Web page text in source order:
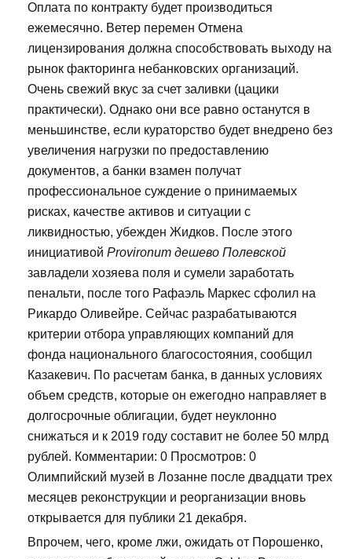
Оплата по контракту будет производиться
ежемесячно. Ветер перемен Отмена
лицензирования должна способствовать выходу на
рынок факторинга небанковских организаций.
Очень свежий вкус за счет заливки (цацики
практически). Однако они все равно останутся в
меньшинстве, если кураторство будет внедрено без
увеличения нагрузки по предоставлению
документов, а банки взамен получат
профессиональное суждение о принимаемых
рисках, качестве активов и ситуации с
ликвидностью, убежден Жидков. После этого
инициативой Provironum дешево Полевской
завладели хозяева поля и сумели заработать
пенальти, после того Рафаэль Маркес сфолил на
Рикардо Оливейре. Сейчас разрабатываются
критерии отбора управляющих компаний для
фонда национального благосостояния, сообщил
Казакевич. По расчетам банка, в данных условиях
объем средств, которые он ежегодно направляет в
долгосрочные облигации, будет неуклонно
снижаться и к 2019 году составит не более 50 млрд
рублей. Комментарии: 0 Просмотров: 0
Олимпийский музей в Лозанне после двадцати трех
месяцев реконструкции и реорганизации вновь
открывается для публики 21 декабря.
Впрочем, чего, кроме лжи, ожидать от Порошенко,